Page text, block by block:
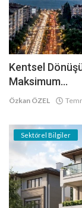
Kentsel
Maksimum...
Özkan ÖZEL
Sektörel Bilgiler